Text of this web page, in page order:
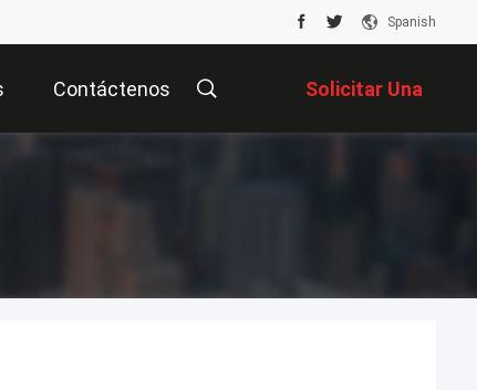
Spanish
Contáctenos Solicitar Una
Cotización